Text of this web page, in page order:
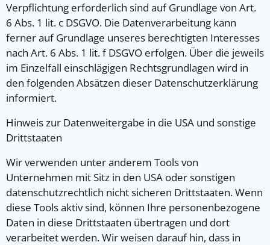
Verpflichtung erforderlich sind auf Grundlage von Art.
6 Abs. 1 lit. c DSGVO. Die Datenverarbeitung kann
ferner auf Grundlage unseres berechtigten Interesses
nach Art. 6 Abs. 1 lit. f DSGVO erfolgen. Über die jeweils
im Einzelfall einschlägigen Rechtsgrundlagen wird in
den folgenden Absätzen dieser Datenschutzerklärung
informiert.
Hinweis zur Datenweitergabe in die USA und sonstige
Drittstaaten
Wir verwenden unter anderem Tools von
Unternehmen mit Sitz in den USA oder sonstigen
datenschutzrechtlich nicht sicheren Drittstaaten. Wenn
diese Tools aktiv sind, können Ihre personenbezogene
Daten in diese Drittstaaten übertragen und dort
verarbeitet werden. Wir weisen darauf hin, dass in